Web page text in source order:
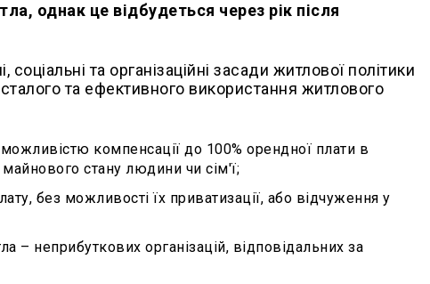
однак це відбудеться через рік після
та організаційні засади житлової політики
та ефективного використання житлового
компенсації до 100% орендної плати в
майнового стану людини чи сім'ї;
без можливості їх приватизації, або відчуження у
– неприбуткових організацій, відповідальних за